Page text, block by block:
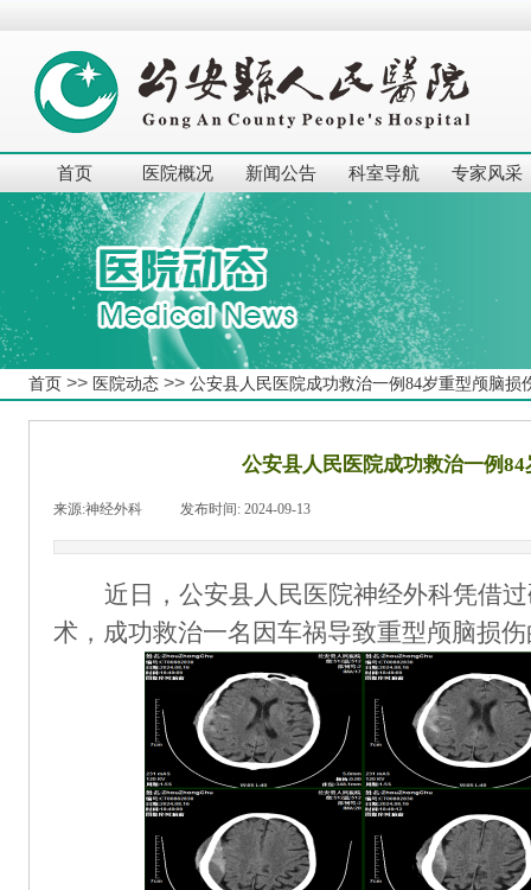
首页 医院概况 新闻公告 科室导航 专家风采
首页 >> 医院动态 >> 公安县人民医院成功救治一例84岁重型颅脑损
公安县人民医院成功救治一例
来源:神经外科 发布时间: 2024-09-13
近日， 公安县人民 医院神经外科凭借
术 ，成功救治一名因车祸导致重型颅脑损